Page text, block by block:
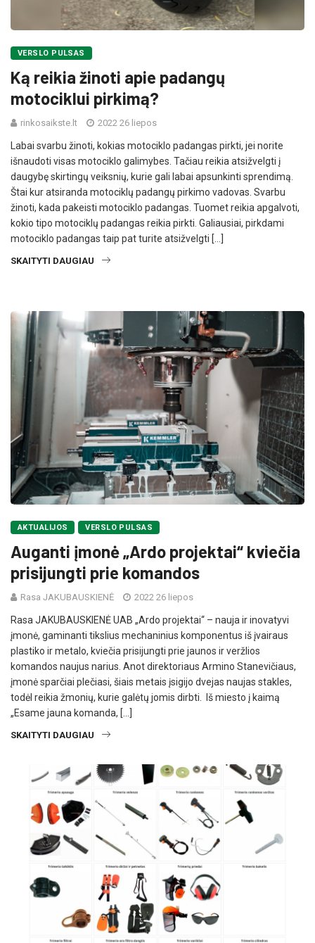
VERSLO PULSAS
Ką reikia žinoti apie padangų
motociklui pirkimą?
rinkosaikste.lt 2022 26 liepos
Labai svarbu žinoti, kokias motociklo padangas pirkti, jei norite
išnaudoti visas motociklo galimybes. Tačiau reikia atsižvelgti į
daugybę skirtingų veiksnių, kurie gali labai apsunkinti sprendimą.
Štai kur atsiranda motociklų padangų pirkimo vadovas. Svarbu
žinoti, kada pakeisti motociklo padangas. Tuomet reikia apgalvoti,
kokio tipo motociklų padangas reikia pirkti. Galiausiai, pirkdami
motociklo padangas taip pat turite atsižvelgti […]
SKAITYTI DAUGIAU
AKTUALIJOS VERSLO PULSAS
Auganti įmonė „Ardo projektai“ kviečia
prisijungti prie komandos
Rasa JAKUBAUSKIENĖ 2022 26 liepos
Rasa JAKUBAUSKIENĖ UAB „Ardo projektai“ – nauja ir inovatyvi
įmonė, gaminanti tikslius mechaninius komponentus iš įvairaus
plastiko ir metalo, kviečia prisijungti prie jaunos ir veržlios
komandos naujus narius. Anot direktoriaus Armino Stanevičiaus,
įmonė sparčiai plečiasi, šiais metais įsigijo dvejas naujas stakles,
todėl reikia žmonių, kurie galėtų jomis dirbti. Iš miesto į kaimą
„Esame jauna komanda, […]
SKAITYTI DAUGIAU